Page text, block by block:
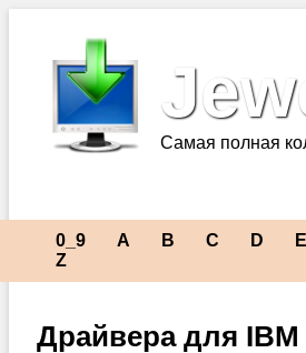
Самая полная
0_9 A B C D E
Z
Драйвера для IBM